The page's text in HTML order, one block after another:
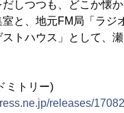
だしつつも、どこか懐
と、地元FM局「ラジ
ストハウス」として、
ミトリー)
releases/